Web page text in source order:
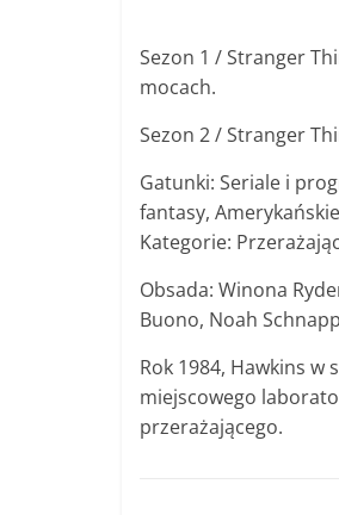
Sezon 1 / Stranger
mocach.
Sezon 2 / Stranger
Gatunki: Seriale i
fantasy,
Kategorie:
Obsada: Winona
Buono, Noah
Rok 1984, Hawkins
miejscowego
przerażającego.